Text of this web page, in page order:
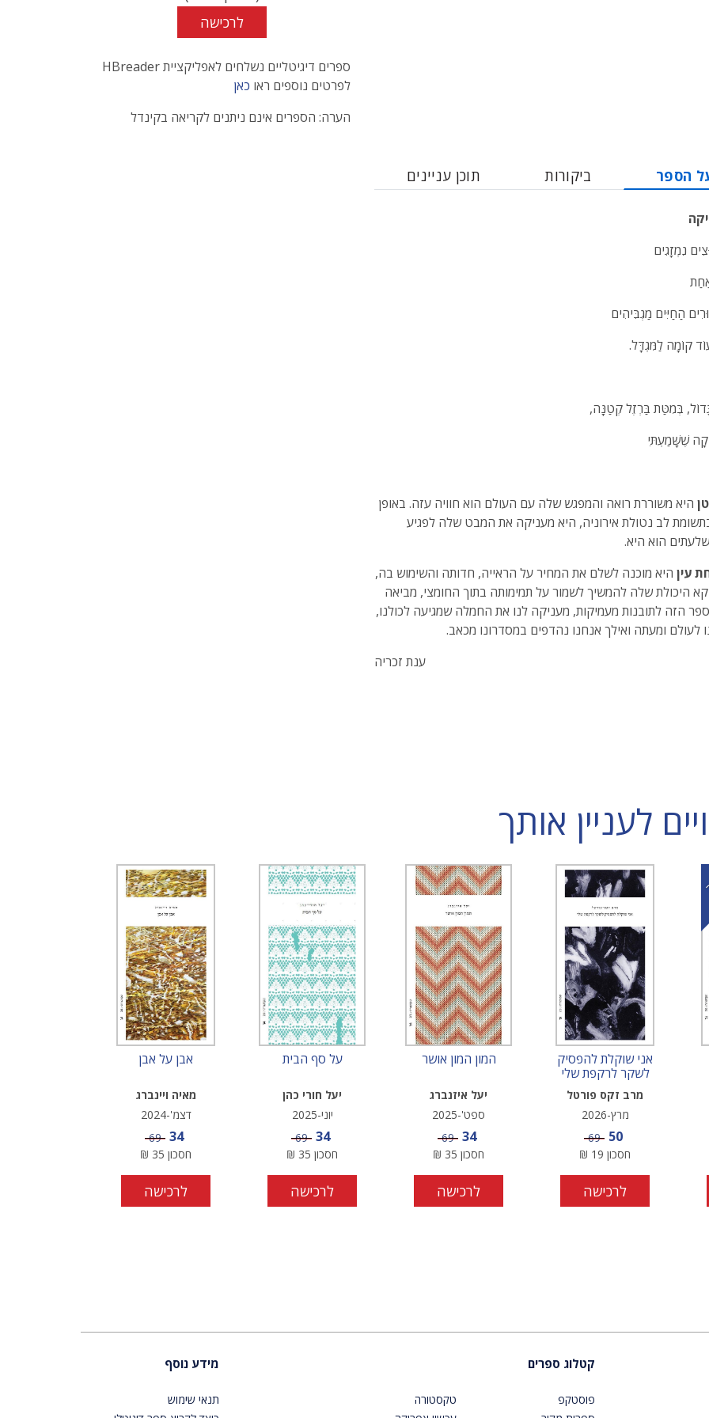
לרכישה
ספרים דיגיטליים נשלחים לאפליקציית HBreader
לפרטים נוספים ראו כאן
הערה: הספרים אינם ניתנים לקריאה בקינדל
הספר ביקורות תוכן עניינים
נִמְזָגִים
הַחַיִּים מַגְבִּיהִים
קוֹמָה לַמִּגְדָּל.
בְּמִטַּת בַּרְזֶל קְטַנָּה,
שֶׁשָּׁמַעְתִּי
היא משוררת רואה והמפגש שלה עם העולם הוא חוויה עזה. באופן
לב נטולת אירוניה, היא מעניקה את המבט שלה לפגיע
הוא היא.
עין היא מוכנה לשלם את המחיר על הראייה, חדותה והשימוש בה,
היכולת שלה להמשיך לשמור על תמימותה בתוך החומצי, מביאה
הזה לתובנות מעמיקות, מעניקה לנו את החמלה שמגיעה לכולנו,
לעולם ומעתה ואילך אנחנו נהדפים במסדרונו מכאב.
ענת זכריה
לעניין אותך
אני שוקלת להפסיק
לשקר לרקפת שלי
מרב זקס פורטל
מרץ-2026
מחיר מבצע
50 מחיר
69
חסכון 19
₪
לרכישה
המון המון אושר
יעל איזנברג
ספט'-2025
מחיר מבצע
34 מחיר
69
חסכון 35
₪
לרכישה
על סף הבית
יעל חורי כהן
יוני-2025
מחיר מבצע
34 מחיר
69
חסכון 35
₪
לרכישה
אבן על אבן
מאיה ויינברג
דצמ'-2024
מחיר מבצע
34 מחיר
69
חסכון 35
₪
לרכישה
קטלוג ספרים
פוסטקפ
טקסטורה
מידע נוסף
תנאי שימוש